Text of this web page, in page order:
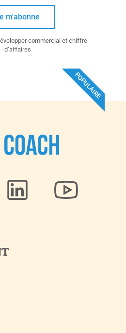
m'abonne
commercial et chiffre
d’affaires
POPULAIRE